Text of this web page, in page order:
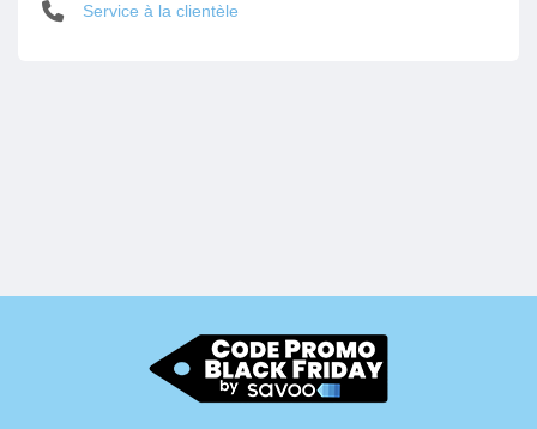
Service à la clientèle